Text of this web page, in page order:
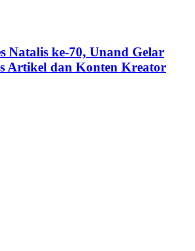
Natalis ke-70, Unand Gelar
Artikel dan Konten Kreator